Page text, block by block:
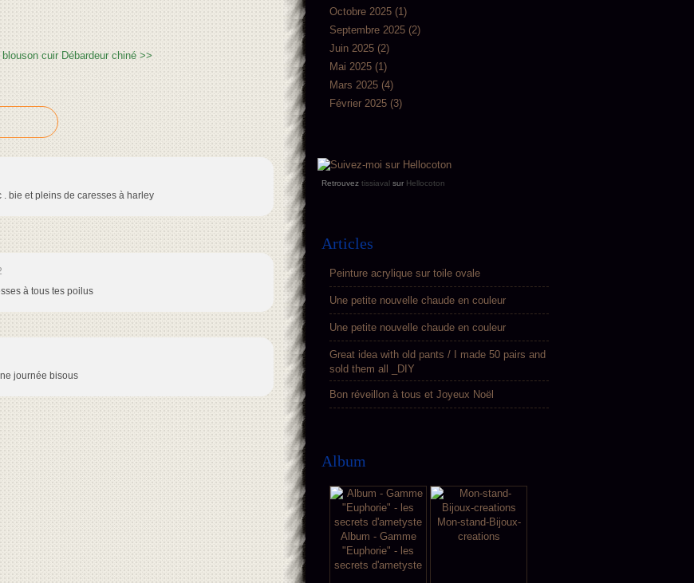
cuir Débardeur chiné >>
bie et pleins de caresses à harley
à tous tes poilus
journée bisous
Octobre 2025 (1)
Septembre 2025 (2)
Juin 2025 (2)
Mai 2025 (1)
Mars 2025 (4)
Février 2025 (3)
Retrouvez tissiaval sur Hellocoton
Articles
Peinture acrylique sur toile ovale
Une petite nouvelle chaude en couleur
Une petite nouvelle chaude en couleur
Great idea with old pants / I made 50 pairs and
sold them all _DIY
Bon réveillon à tous et Joyeux Noël
Album
Album - Gamme
"Euphorie" - les
secrets d'ametyste
Mon-stand-Bijoux-
creations